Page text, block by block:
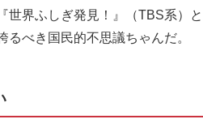
世界ふしぎ発見！』（TBS系）と
べき国民的不思議ちゃんだ。